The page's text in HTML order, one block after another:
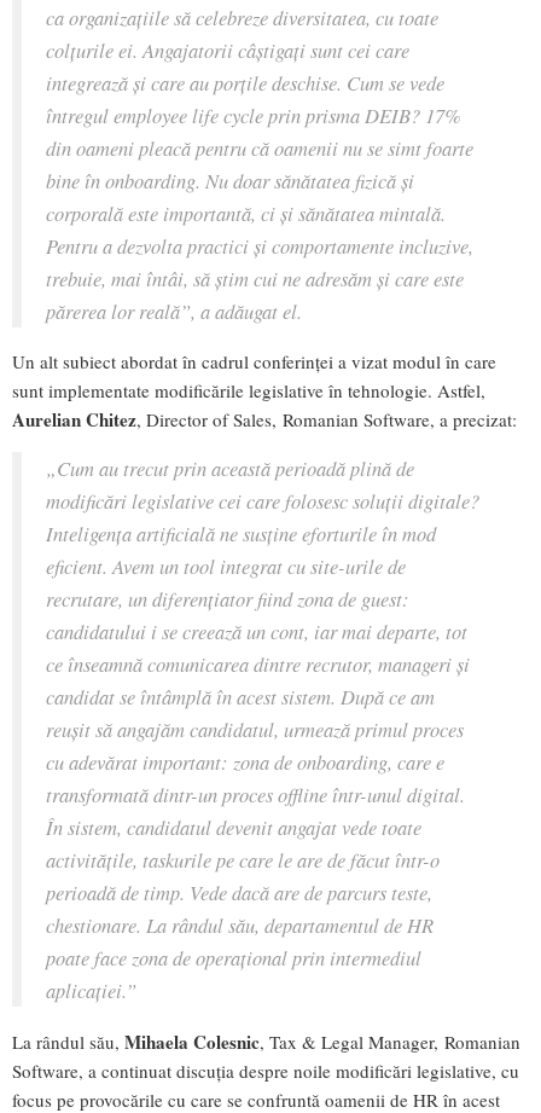
ca organizațiile să celebreze diversitatea, cu toate
colțurile ei. Angajatorii câștigați sunt cei care
integrează și care au porțile deschise. Cum se vede
întregul employee life cycle prin prisma DEIB? 17%
din oameni pleacă pentru că oamenii nu se simt foarte
bine în onboarding. Nu doar sănătatea fizică și
corporală este importantă, ci și sănătatea mintală.
Pentru a dezvolta practici și comportamente incluzive,
trebuie, mai întâi, să știm cui ne adresăm și care este
părerea lor reală”, a adăugat el.
Un alt subiect abordat în cadrul conferinței a vizat modul în care
sunt implementate modificările legislative în tehnologie. Astfel,
Aurelian Chitez, Director of Sales, Romanian Software, a precizat:
„Cum au trecut prin această perioadă plină de
modificări legislative cei care folosesc soluții digitale?
Inteligența artificială ne susține eforturile în mod
eficient. Avem un tool integrat cu site-urile de
recrutare, un diferențiator fiind zona de guest:
candidatului i se creează un cont, iar mai departe, tot
ce înseamnă comunicarea dintre recrutor, manageri și
candidat se întâmplă în acest sistem. După ce am
reușit să angajăm candidatul, urmează primul proces
cu adevărat important: zona de onboarding, care e
transformată dintr-un proces offline într-unul digital.
În sistem, candidatul devenit angajat vede toate
activitățile, taskurile pe care le are de făcut într-o
perioadă de timp. Vede dacă are de parcurs teste,
chestionare. La rândul său, departamentul de HR
poate face zona de operațional prin intermediul
aplicației.”
La rândul său, Mihaela Colesnic, Tax & Legal Manager, Romanian
Software, a continuat discuția despre noile modificări legislative, cu
focus pe provocările cu care se confruntă oamenii de HR în acest